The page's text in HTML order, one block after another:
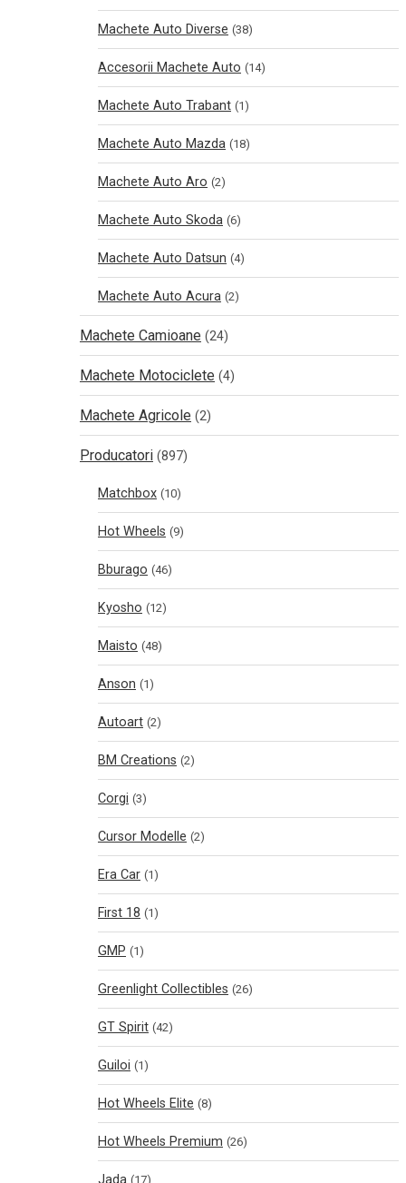
Machete Auto Diverse (38)
Accesorii Machete Auto (14)
Machete Auto Trabant (1)
Machete Auto Mazda (18)
Machete Auto Aro (2)
Machete Auto Skoda (6)
Machete Auto Datsun (4)
Machete Auto Acura (2)
Machete Camioane (24)
Machete Motociclete (4)
Machete Agricole (2)
Producatori (897)
Matchbox (10)
Hot Wheels (9)
Bburago (46)
Kyosho (12)
Maisto (48)
Anson (1)
Autoart (2)
BM Creations (2)
Corgi (3)
Cursor Modelle (2)
Era Car (1)
First 18 (1)
GMP (1)
Greenlight Collectibles (26)
GT Spirit (42)
Guiloi (1)
Hot Wheels Elite (8)
Hot Wheels Premium (26)
Jada (17)